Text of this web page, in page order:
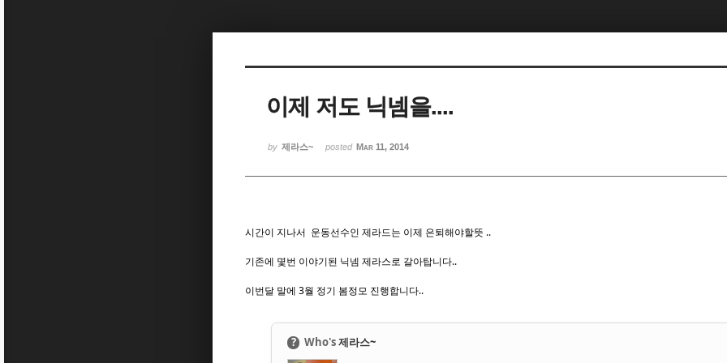
이제 저도 닉넴을....
by 제라스~ posted Mar 11, 2014
시간이 지나서 운동선수인 제라드는 이제 은퇴해야할뜻 ..
기존에 몇번 이야기된 닉넴 제라스로 갈아탑니다..
이번달 말에 3월 정기 봄정모 진행합니다..
? Who's제라스~
Sketchbook5, 스케치북5
Sketchbook5, 스케치북5
Sketchbook5, 스케치북5
Sketchbook5, 스케치북5